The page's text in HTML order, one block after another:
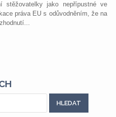
stěžovatelky jako nepřípustné ve
práva EU s odůvodněním, že na